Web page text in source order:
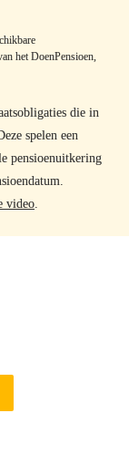
het DoenPensioen,
die in
spelen een
pensioenuitkering
video